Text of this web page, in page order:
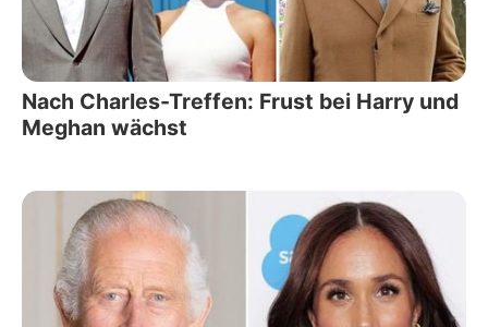
Nach Charles-Treffen: Frust bei Harry und
Meghan wächst